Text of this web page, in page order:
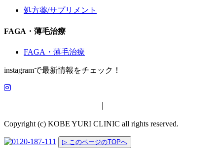
処方薬/サプリメント
FAGA・薄毛治療
FAGA・薄毛治療
instagramで最新情報をチェック！
Copyright (c) KOBE YURI CLINIC all rights reserved.
▷ このページのTOPへ